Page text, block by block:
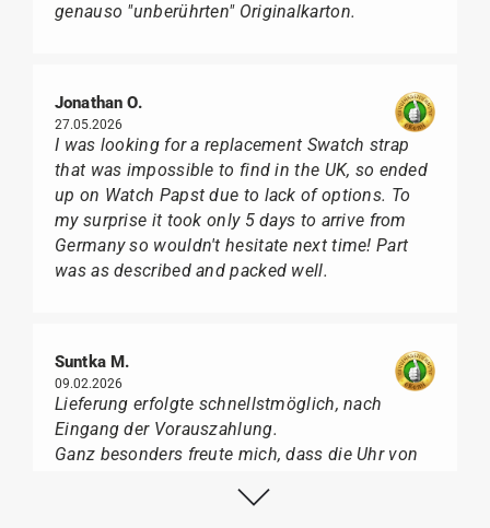
genauso "unberührten" Originalkarton.
Jonathan O.
27.05.2026
I was looking for a replacement Swatch strap
that was impossible to find in the UK, so ended
up on Watch Papst due to lack of options. To
my surprise it took only 5 days to arrive from
Germany so wouldn't hesitate next time! Part
was as described and packed well.
Suntka M.
09.02.2026
Lieferung erfolgte schnellstmöglich, nach
Eingang der Vorauszahlung.
Ganz besonders freute mich, dass die Uhr von
geliefert wurde, sondern mit der gelben